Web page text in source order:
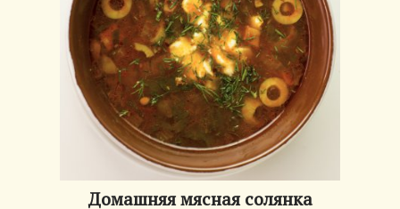
Домашняя мясная солянка